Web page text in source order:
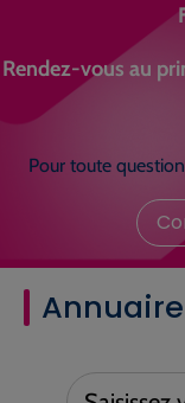
Rendez-vous au
Pour toute
Saisissez